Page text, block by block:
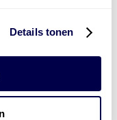
Details tonen